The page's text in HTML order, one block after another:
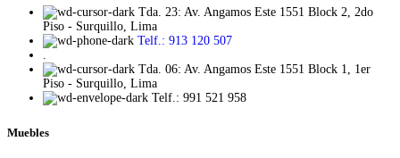
Tda. 23: Av. Angamos Este 1551 Block 2, 2do
Piso - Surquillo, Lima
Telf.: 913 120 507
.
Tda. 06: Av. Angamos Este 1551 Block 1, 1er
Piso - Surquillo, Lima
Telf.: 991 521 958
Muebles